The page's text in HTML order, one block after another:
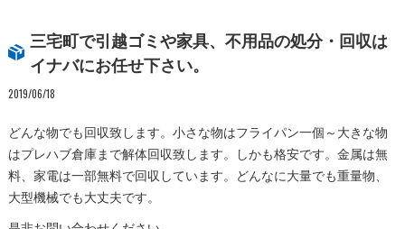
三宅町で引越ゴミや家具、不用品の処分・回収は
イナバにお任せ下さい。
2019/06/18
どんな物でも回収致します。小さな物はフライパン一個～大きな物
はプレハブ倉庫まで解体回収致します。しかも格安です。金属は無
料、家電は一部無料で回収しています。どんなに大量でも重量物、
大型機械でも大丈夫です。